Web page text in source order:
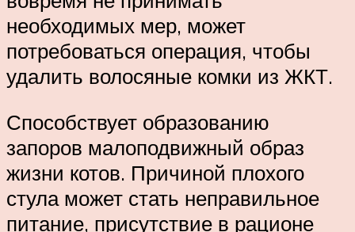
необходимых мер, может
потребоваться операция, чтобы
удалить волосяные комки из ЖКТ.
Способствует образованию
запоров малоподвижный образ
жизни котов. Причиной плохого
стула может стать неправильное
питание, присутствие в рационе